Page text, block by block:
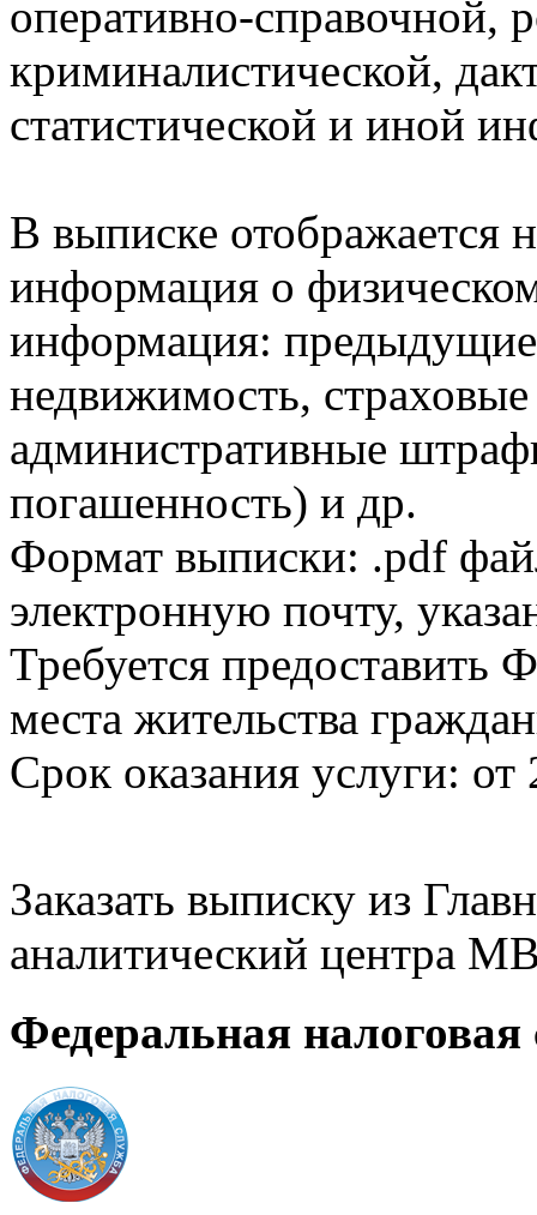
оперативно-справочной,
криминалистической,
статистической и иной
В выписке отображается
информация о
информация:
недвижимость,
административные
погашенность) и др.
Формат выписки: .pdf
электронную почту,
Требуется
места жительства
Срок оказания услуги: от
Заказать выписку из
аналитический центра
Федеральная налоговая